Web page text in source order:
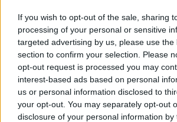
If you wish to opt-out of the sale, sharing
processing of your personal or sensitive
targeted advertising by us, please use the
section to confirm your selection. Please
opt-out request is processed you may
interest-based ads based on personal
us or personal information disclosed to
your opt-out. You may separately opt-out
disclosure of your personal information
Δημοσιεύθηκε σεΔιεθνή|TaggedΒατικανό,